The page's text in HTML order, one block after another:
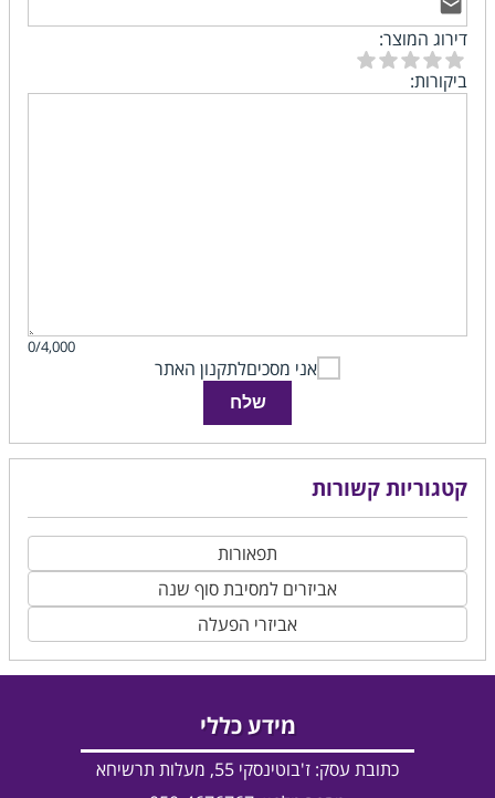
דירוג המוצר:
ביקורות:
0/4,000
אני מסכיםלתקנון האתר
שלח
קטגוריות קשורות
תפאורות
אביזרים למסיבת סוף שנה
אביזרי הפעלה
מידע כללי
כתובת עסק: ז'בוטינסקי 55, מעלות תרשיחא